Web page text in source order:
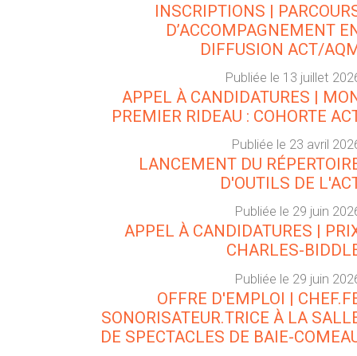
INSCRIPTIONS |
D’ACCOMPAGNEMENT
DIFFUSION ACT/
Publiée le 13 juillet
APPEL À CANDIDATURES |
PREMIER RIDEAU : COHORTE
Publiée le 23 avril
LANCEMENT DU
D'OUTILS DE
Publiée le 29 juin
APPEL À CANDIDATURES |
CHARLES-
Publiée le 29 juin
OFFRE D'EMPLOI |
SONORISATEUR.TRICE À LA
DE SPECTACLES DE BAIE-